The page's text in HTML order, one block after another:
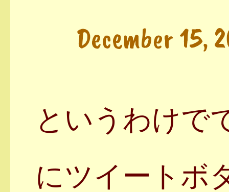
December 15,
というわけで
にツイートボ